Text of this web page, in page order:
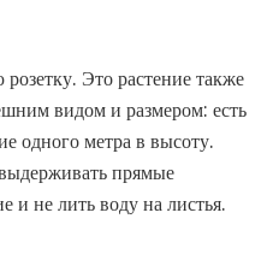
Это растение также
видом и размером: есть
одного метра в высоту.
прямые
и не лить воду на листья.